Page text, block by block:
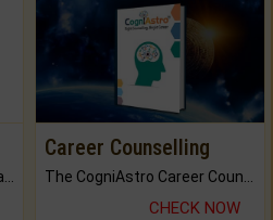
AstroSage Yearbook is a channel to fulfill your dreams and destiny.
Career Counselling
The CogniAstro Career Counselling Report is the most comprehensive report available on this topic.
CHECK NOW